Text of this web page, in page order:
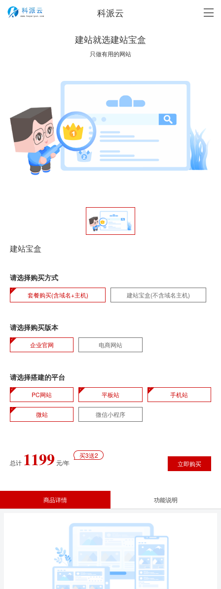
科派云
建站就选建站宝盒
只做有用的网站
建站宝盒
请选择购买方式
套餐购买(含域名+主机) 建站宝盒(不含域名主机)
请选择购买版本
企业官网 电商网站
请选择搭建的平台
PC网站 平板站 手机站
微站 微信小程序
总计 1199元/年
买3送2
立即购买
商品详情 功能说明